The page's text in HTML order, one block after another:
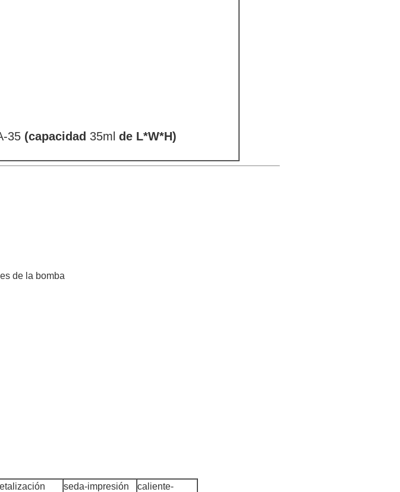
35 (capacidad 35ml de L*W*H)
de la bomba
seda-impresión
caliente-